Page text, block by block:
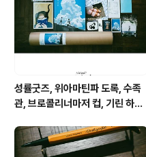
성률굿즈, 위아마틴파 도록, 수족
관, 브로콜리너마저 컵, 기린 하레
전병, 고래 사케, 기네스 나이트로
서지